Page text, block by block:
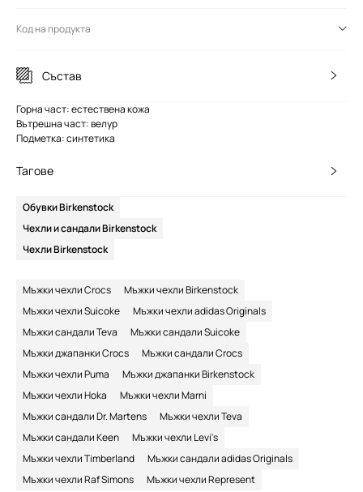
Код на продукта
Състав
Горна част: естествена кожа
Вътрешна част: велур
Подметка: синтетика
Тагове
Обувки Birkenstock
Чехли и сандали Birkenstock
Чехли Birkenstock
Мъжки чехли Crocs
Мъжки чехли Birkenstock
Мъжки чехли Suicoke
Мъжки чехли adidas Originals
Мъжки сандали Teva
Мъжки сандали Suicoke
Мъжки джапанки Crocs
Мъжки сандали Crocs
Мъжки чехли Puma
Мъжки джапанки Birkenstock
Мъжки чехли Hoka
Мъжки чехли Marni
Мъжки сандали Dr. Martens
Мъжки чехли Teva
Мъжки сандали Keen
Мъжки чехли Levi's
Мъжки чехли Timberland
Мъжки сандали adidas Originals
Мъжки чехли Raf Simons
Мъжки чехли Represent